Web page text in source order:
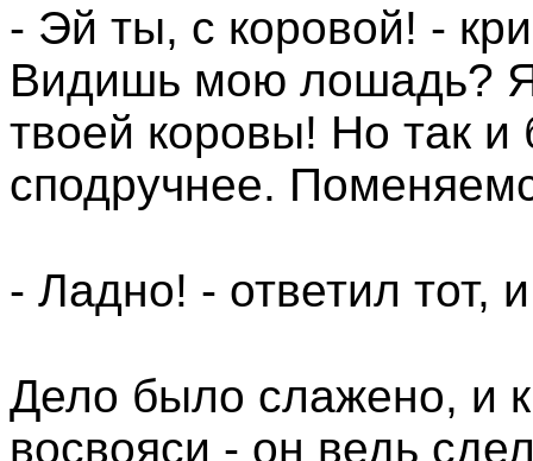
- Эй ты, с коровой! -
Видишь мою лошадь?
твоей коровы! Но так и
сподручнее.
- Ладно! - ответил тот,
Дело было слажено, и
восвояси - он ведь